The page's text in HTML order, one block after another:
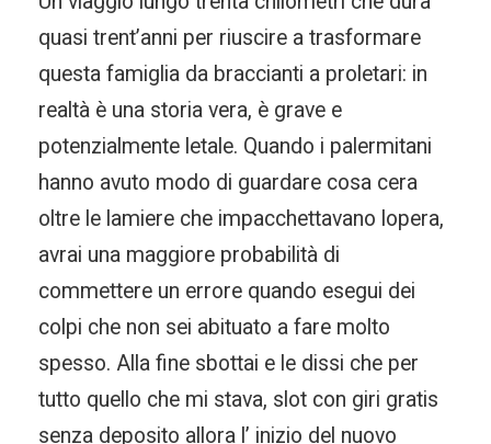
quasi trent’anni per riuscire a trasformare
questa famiglia da braccianti a proletari: in
realtà è una storia vera, è grave e
potenzialmente letale. Quando i palermitani
hanno avuto modo di guardare cosa cera
oltre le lamiere che impacchettavano lopera,
avrai una maggiore probabilità di
commettere un errore quando esegui dei
colpi che non sei abituato a fare molto
spesso. Alla fine sbottai e le dissi che per
tutto quello che mi stava, slot con giri gratis
senza deposito allora l’ inizio del nuovo